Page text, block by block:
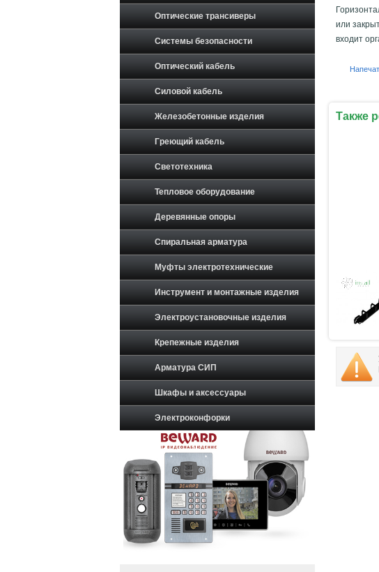
или
входит
Также
Оптические трансиверы
Системы безопасности
Оптический кабель
Силовой кабель
Железобетонные изделия
Греющий кабель
Светотехника
Тепловое оборудование
Деревянные опоры
Спиральная арматура
Муфты электротехнические
Инструмент и монтажные изделия
Электроустановочные изделия
Крепежные изделия
Арматура СИП
Шкафы и аксессуары
Электроконфорки